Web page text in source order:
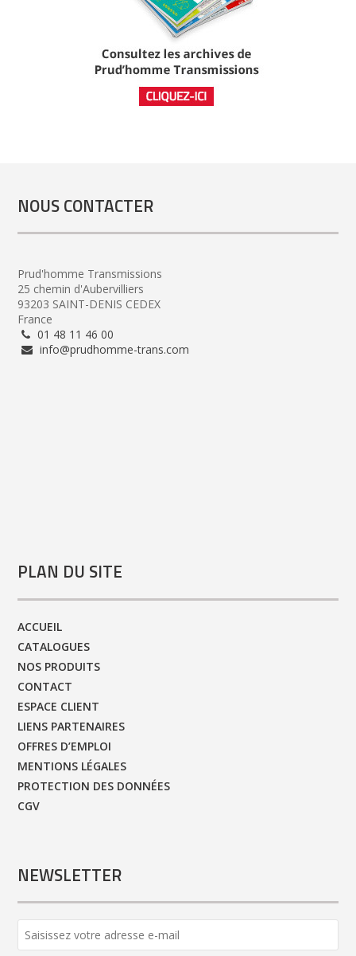
NOUS CONTACTER
Prud'homme Transmissions
25 chemin d'Aubervilliers
93203 SAINT-DENIS CEDEX
France
01 48 11 46 00
info@prudhomme-trans.com
PLAN DU SITE
ACCUEIL
CATALOGUES
NOS PRODUITS
CONTACT
ESPACE CLIENT
LIENS PARTENAIRES
OFFRES D’EMPLOI
MENTIONS LÉGALES
PROTECTION DES DONNÉES
CGV
NEWSLETTER